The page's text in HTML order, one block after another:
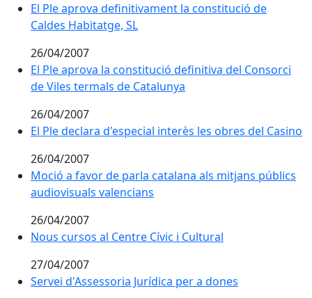
El Ple aprova definitivament la constitució de
Caldes Habitatge, SL
26/04/2007
El Ple aprova la constitució definitiva del Consorci
de Viles termals de Catalunya
26/04/2007
El Ple declara d'especial interès les obres del Casino
26/04/2007
Moció a favor de parla catalana als mitjans públics
audiovisuals valencians
26/04/2007
Nous cursos al Centre Cívic i Cultural
27/04/2007
Servei d'Assessoria Jurídica per a dones